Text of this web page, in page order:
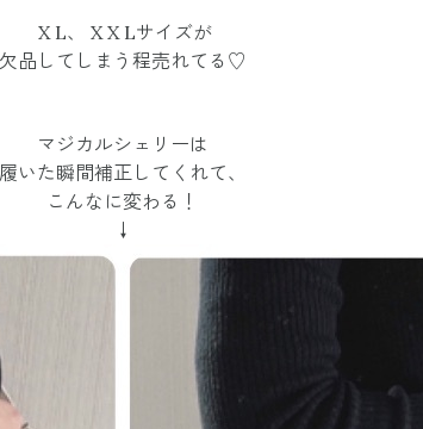
X L、 X X Lサイズが
欠品してしまう程売れてる♡
マジカルシェリーは
履いた瞬間補正してくれて、
こんなに変わる！
↓